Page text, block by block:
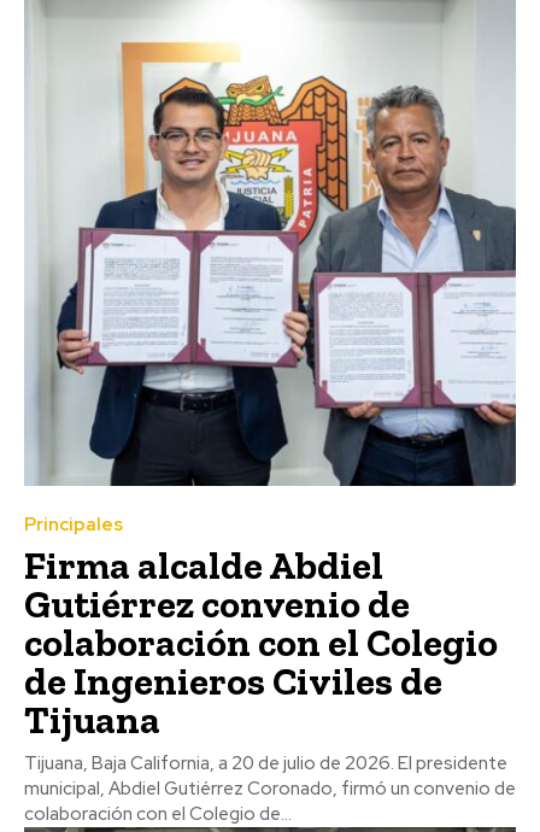
Principales
Firma alcalde Abdiel
Gutiérrez convenio de
colaboración con el Colegio
de Ingenieros Civiles de
Tijuana
Tijuana, Baja California, a 20 de julio de 2026. El presidente
municipal, Abdiel Gutiérrez Coronado, firmó un convenio de
colaboración con el Colegio de...